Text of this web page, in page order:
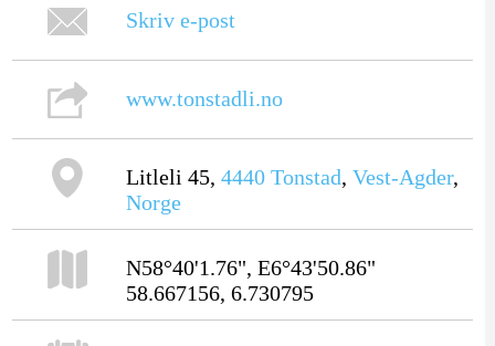
Skriv e-post
www.tonstadli.no
Litleli 45, 4440 Tonstad, Vest-Agder,
Norge
N58°40'1.76", E6°43'50.86"
58.667156, 6.730795